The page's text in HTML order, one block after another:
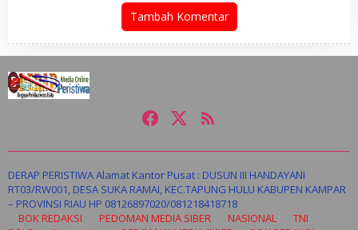
Tambah Komentar
DERAP PERISTIWA Alamat Kantor Pusat : DUSUN III HANDAYANI
RT03/RW001, DESA SUKA RAMAI, KEC.TAPUNG HULU KABUPEN KAMPAR
– PROVINSI RIAU HP 08126897020/081218418718
BOK REDAKSI
PEDOMAN MEDIA SIBER NASIONAL
TNI